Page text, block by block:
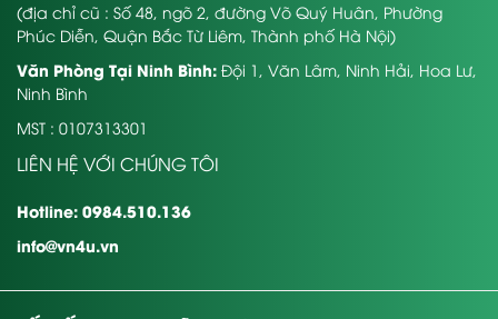
(địa chỉ cũ : Số 48, ngõ 2, đường Võ Quý Huân, Phường
Phúc Diễn, Quận Bắc Từ Liêm, Thành phố Hà Nội)
Văn Phòng Tại Ninh Bình: Đội 1, Văn Lâm, Ninh Hải, Hoa Lư,
Ninh Bình
MST : 0107313301
LIÊN HỆ VỚI CHÚNG TÔI
Hotline: 0984.510.136
info@vn4u.vn